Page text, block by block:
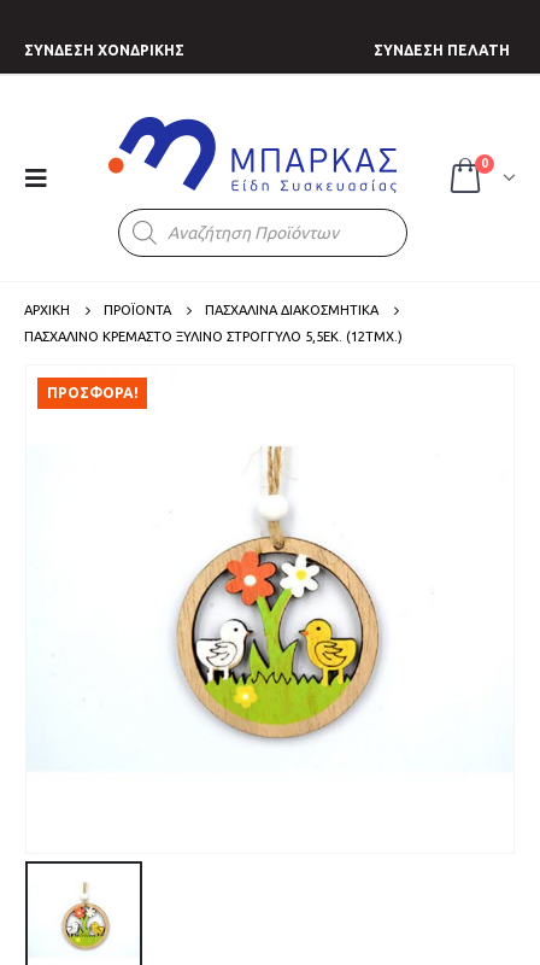
ΣΥΝΔΕΣΗ ΧΟΝΔΡΙΚΗΣ ΣΥΝΔΕΣΗ ΠΕΛΑΤΗ
Products
search
0
ΑΡΧΙΚΗ ΠΡΟΪΟΝΤΑ
ΠΑΣΧΑΛΙΝΑ ΔΙΑΚΟΣΜΗΤΙΚΑ
ΠΑΣΧΑΛΙΝΌ ΚΡΕΜΑΣΤΌ ΞΎΛΙΝΟ ΣΤΡΟΓΓΥΛΌ 5,5ΕΚ. (12ΤΜΧ.)
ΠΡΟΣΦΟΡΑ!